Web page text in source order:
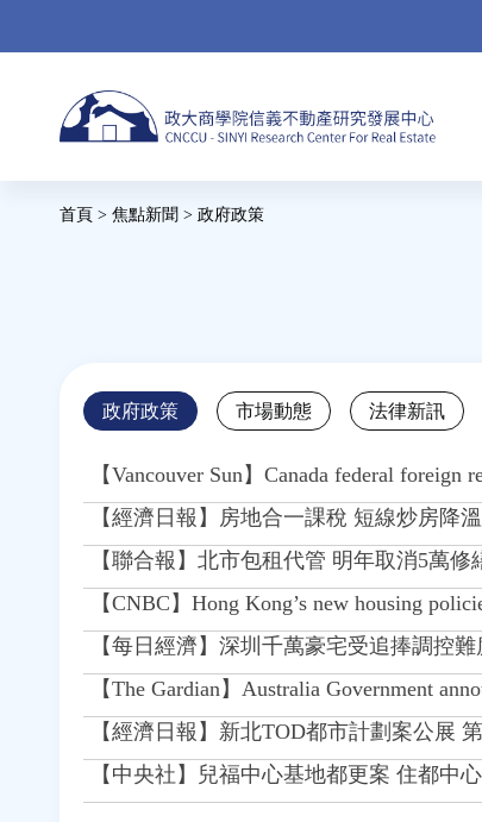
首頁 > 焦點新聞 > 政府政策
Back
to
top
政府政策 市場動態 法律新訊
【Vancouver Sun】Canada federal foreign
【經濟日報】房地合一課稅 短線炒房降溫
【聯合報】北市包租代管 明年取消5萬修
【CNBC】Hong Kong’s new housing
【每日經濟】深圳千萬豪宅受追捧調控
【The Gardian】Australia Government
【經濟日報】新北TOD都市計劃案公展
【中央社】兒福中心基地都更案 住都中
to